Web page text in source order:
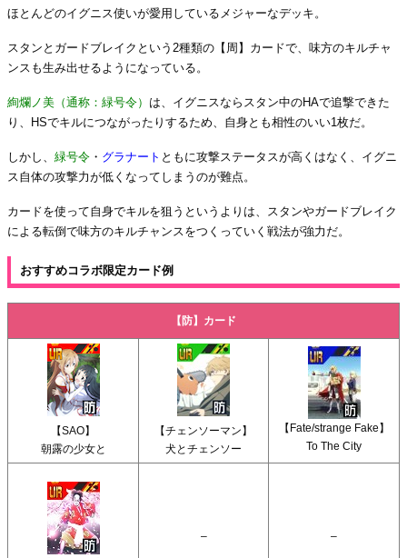
ほとんどのイグニス使いが愛用しているメジャーなデッキ。
スタンとガードブレイクという2種類の【周】カードで、味方のキルチャ
ンスも生み出せるようになっている。
絢爛ノ美（通称：緑号令） は、イグニスならスタン中のHAで追撃できた
り、HSでキルにつながったりするため、自身とも相性のいい1枚だ。
しかし、 緑号令 ・ グラナート ともに攻撃ステータスが高くはなく、イグニ
ス自体の攻撃力が低くなってしまうのが難点。
カードを使って自身でキルを狙うというよりは、スタンやガードブレイク
による転倒で味方のキルチャンスをつくっていく戦法が強力だ。
おすすめコラボ限定カード例
【防】カード
【SAO】
朝露の少女と
【チェンソーマン】
犬とチェンソー
【Fate/strange Fake】
To The City
– –